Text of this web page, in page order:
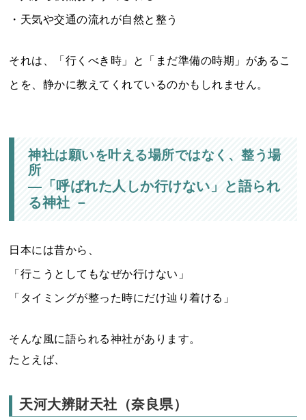
・天気や交通の流れが自然と整う
それは、「行くべき時」と「まだ準備の時期」があるこ
とを、静かに教えてくれているのかもしれません。
神社は願いを叶える場所ではなく、整う場
所
―「呼ばれた人しか行けない」と語られ
る神社 －
日本には昔から、
「行こうとしてもなぜか行けない」
「タイミングが整った時にだけ辿り着ける」
そんな風に語られる神社があります。
たとえば、
天河大辨財天社（奈良県）